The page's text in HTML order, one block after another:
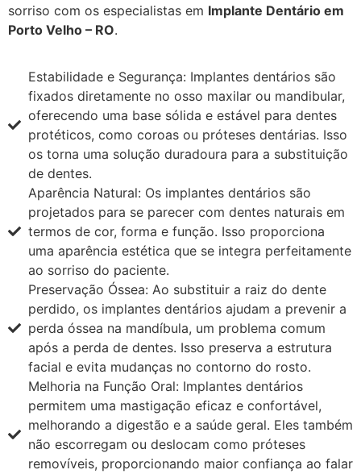
sorriso com os especialistas em Implante Dentário em
Porto Velho – RO.
Estabilidade e Segurança: Implantes dentários são
fixados diretamente no osso maxilar ou mandibular,
oferecendo uma base sólida e estável para dentes
protéticos, como coroas ou próteses dentárias. Isso
os torna uma solução duradoura para a substituição
de dentes.
Aparência Natural: Os implantes dentários são
projetados para se parecer com dentes naturais em
termos de cor, forma e função. Isso proporciona
uma aparência estética que se integra perfeitamente
ao sorriso do paciente.
Preservação Óssea: Ao substituir a raiz do dente
perdido, os implantes dentários ajudam a prevenir a
perda óssea na mandíbula, um problema comum
após a perda de dentes. Isso preserva a estrutura
facial e evita mudanças no contorno do rosto.
Melhoria na Função Oral: Implantes dentários
permitem uma mastigação eficaz e confortável,
melhorando a digestão e a saúde geral. Eles também
não escorregam ou deslocam como próteses
removíveis, proporcionando maior confiança ao falar